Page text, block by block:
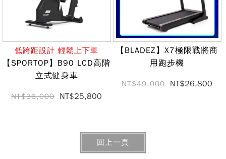
低跨距設計 輕鬆上下車
【SPORTOP】B90 LCD高階
立式健身車
NT$36,000 NT$25,800
【BLADEZ】X7極限戰將商
用跑步機
NT$49,000 NT$26,800
回上一頁